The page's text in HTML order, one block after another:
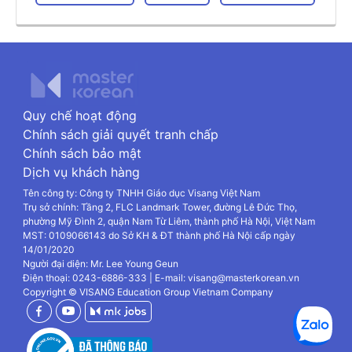
Quy chế hoạt động
Chính sách giải quyết tranh chấp
Chính sách bảo mật
Dịch vụ khách hàng
Tên công ty: Công ty TNHH Giáo dục Visang Việt Nam
Trụ sở chính: Tầng 2, FLC Landmark Tower, đường Lê Đức Thọ,
phường Mỹ Đình 2, quận Nam Từ Liêm, thành phố Hà Nội, Việt Nam
MST: 0109066143 do Sở KH & ĐT thành phố Hà Nội cấp ngày
14/01/2020
Người đại diện: Mr. Lee Young Geun
Điện thoại: 0243-6886-333 | E-mail: visang@masterkorean.vn
Copyright © VISANG Education Group Vietnam Company